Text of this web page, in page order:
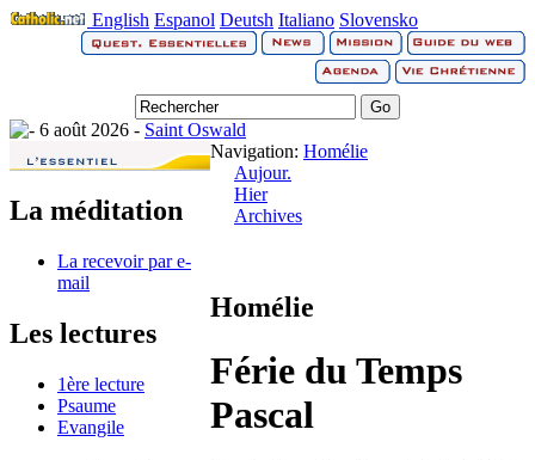
English Espanol Deutsh Italiano Slovensko
6 août 2026 - Saint Oswald
La méditation
La recevoir par e-
mail
Les lectures
1ère lecture
Psaume
Evangile
Navigation: Homélie
Aujour.
Hier
Archives
Homélie
Férie du Temps
Pascal